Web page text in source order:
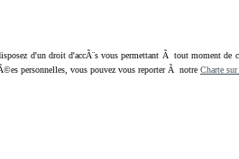
d'un droit d'accÃ¨s vous permettant Ã tout moment
personnelles, vous pouvez vous reporter Ã notre Charte